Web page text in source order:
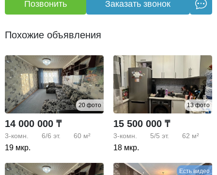
Позвонить Заказать звонок
Похожие объявления
20 фото
14 000 000 ₸
3-комн. 6/6 эт. 60 м²
19 мкр.
13 фото
15 500 000 ₸
3-комн. 5/5 эт. 62 м²
18 мкр.
Есть видео